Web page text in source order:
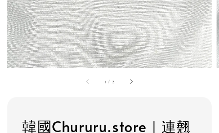
1 / 2
韓國Chururu.store｜連翹